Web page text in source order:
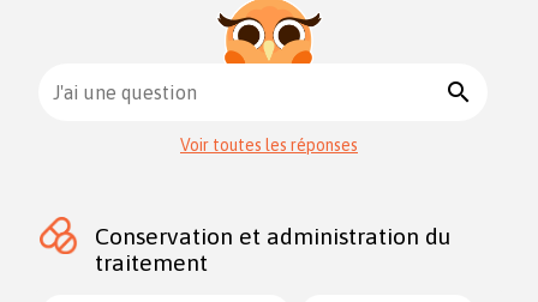
J'ai une question search
Voir toutes les réponses
Conservation et administration du
traitement